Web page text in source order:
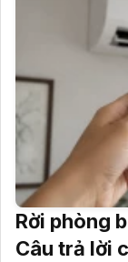
Rời phòng
Câu trả lời